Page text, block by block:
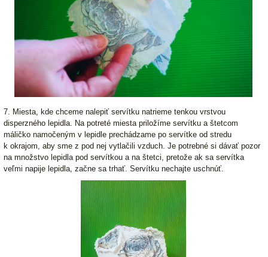
7. Miesta, kde chceme nalepiť servítku natrieme tenkou vrstvou
disperzného lepidla. Na potreté miesta priložíme servítku a štetcom
máličko namočeným v lepidle prechádzame po servítke od stredu
k okrajom, aby sme z pod nej vytlačili vzduch. Je potrebné si dávať pozor
na množstvo lepidla pod servítkou a na štetci, pretože ak sa servítka
veľmi napije lepidla, začne sa trhať. Servítku nechajte uschnúť.